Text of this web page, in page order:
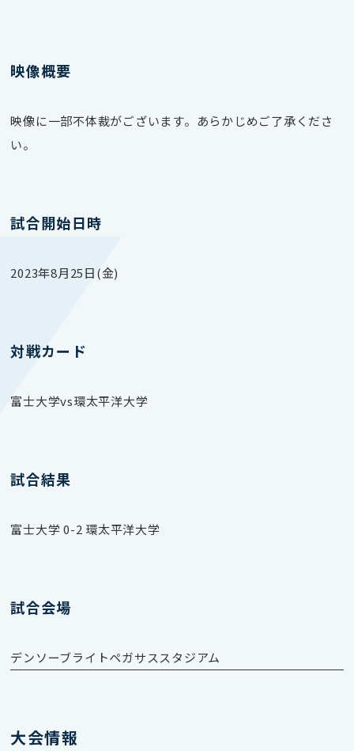
映像概要
映像に一部不体裁がございます。あらかじめご了承くださ
い。
試合開始日時
2023年8月25日(金)
対戦カード
富士大学vs環太平洋大学
試合結果
富士大学 0-2 環太平洋大学
試合会場
デンソーブライトペガサススタジアム
大会情報